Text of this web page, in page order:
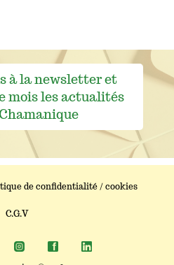
à la newsletter et
mois les actualités
de confidentialité / cookies
C.G.V